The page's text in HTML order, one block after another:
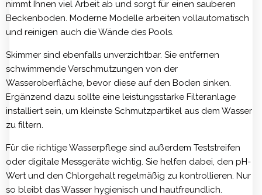
nimmt Ihnen viel Arbeit ab und sorgt für einen sauberen
Beckenboden. Moderne Modelle arbeiten vollautomatisch
und reinigen auch die Wände des Pools.
Skimmer sind ebenfalls unverzichtbar. Sie entfernen
schwimmende Verschmutzungen von der
Wasseroberfläche, bevor diese auf den Boden sinken.
Ergänzend dazu sollte eine leistungsstarke Filteranlage
installiert sein, um kleinste Schmutzpartikel aus dem Wasser
zu filtern.
Für die richtige Wasserpflege sind außerdem Teststreifen
oder digitale Messgeräte wichtig. Sie helfen dabei, den pH-
Wert und den Chlorgehalt regelmäßig zu kontrollieren. Nur
so bleibt das Wasser hygienisch und hautfreundlich.